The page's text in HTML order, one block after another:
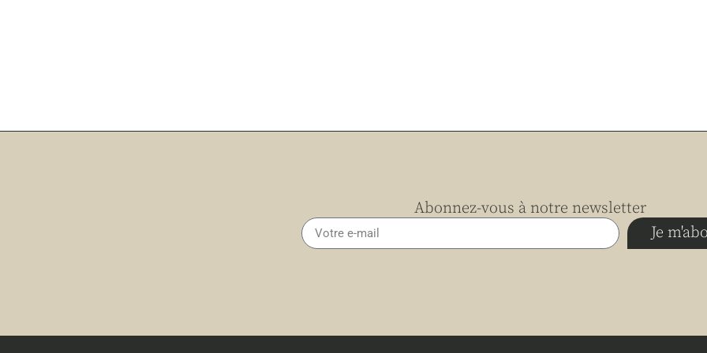
Abonnez-vous à notre newsletter
Je